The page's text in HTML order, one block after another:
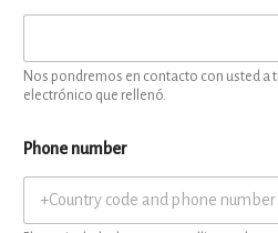
Nos pondremos en contacto con usted a
electrónico que rellenó.
Phone number